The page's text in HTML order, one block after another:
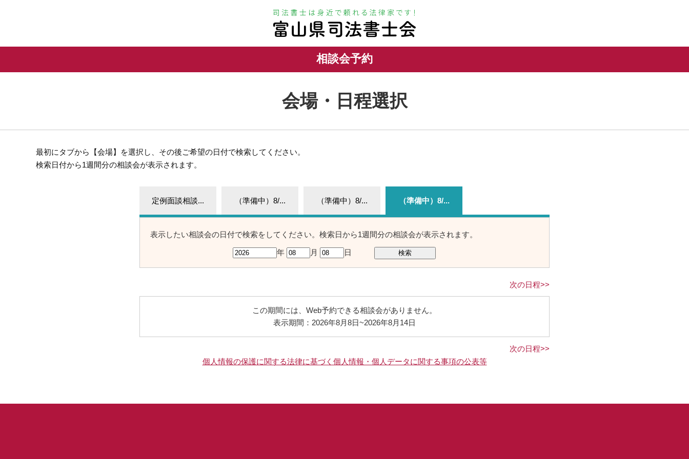
相談会予約
会場・日程選択
最初にタブから【会場】を選択し、その後ご希望の日付で検索してください。
検索日付から1週間分の相談会が表示されます。
定例面談相談... （準備中）8/... （準備中）8/... （準備中）8/...
表示したい相談会の日付で検索をしてください。検索日から1週間分の相談会が表示されます。
年 月 日
次の日程>>
この期間には、Web予約できる相談会がありません。
表示期間：2026年8月8日~2026年8月14日
次の日程>>
個人情報の保護に関する法律に基づく個人情報・個人データに関する事項の公表等